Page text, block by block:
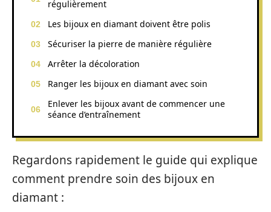
régulièrement
Les bijoux en diamant doivent être polis
Sécuriser la pierre de manière régulière
Arrêter la décoloration
Ranger les bijoux en diamant avec soin
Enlever les bijoux avant de commencer une
séance d’entraînement
Regardons rapidement le guide qui explique
comment prendre soin des bijoux en
diamant :